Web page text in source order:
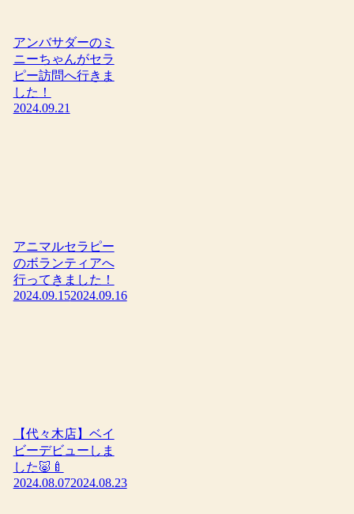
アンバサダーのミ
ニーちゃんがセラ
ピー訪問へ行きま
した！
2024.09.21
アニマルセラピー
のボランティアへ
行ってきました！
2024.09.152024.09.16
【代々木店】ベイ
ビーデビューしま
した🐷🍼
2024.08.072024.08.23